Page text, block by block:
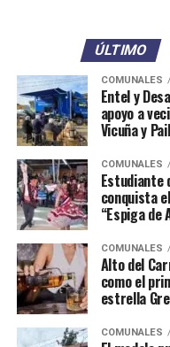
ÚLTIMO
COMUNALES
Entel y
apoyo a
Vicuña y
COMUNALES
Estudiante
conquista
“Espiga de
COMUNALES
Alto del
como el
estrella
COMUNALES